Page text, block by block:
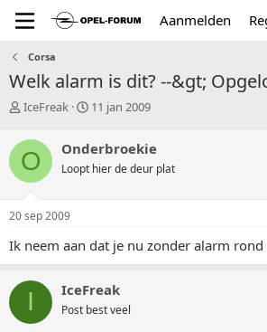
Aanmelden
Corsa
Welk alarm is dit? --&gt;
T
p
i
c
s
a
t
e
r
IceFreak
S
r
t
a
m
11 jan 2009
O Onderbroekie
Loopt hier de deur plat
20 sep 2009
Ik neem aan dat je nu zonder alarm
I IceFreak
Post best veel